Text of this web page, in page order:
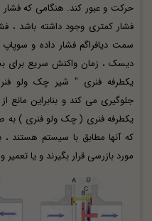
حرکت و عبور کند. هنگامی که فشار
فشار کمتری وجود داشته باشد ،
سمت دیافراگم فشار داده و
دیسک ، زمان واکنش سریع برای
یکطرفه فنری " شیر چک ولو
جلوگیری می کند و بنابراین
یکطرفه فنری ( چک ولو فنری ) به
که آنها مطابق با سیستم هستند
مورد بازرسی قرار بگیرند و یا